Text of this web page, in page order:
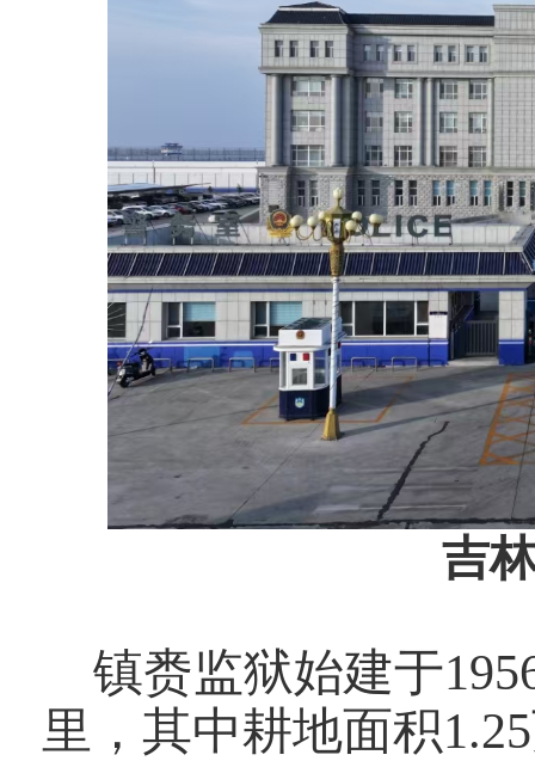
吉
镇赉监狱始建于
里 ，其中耕地面积1.25